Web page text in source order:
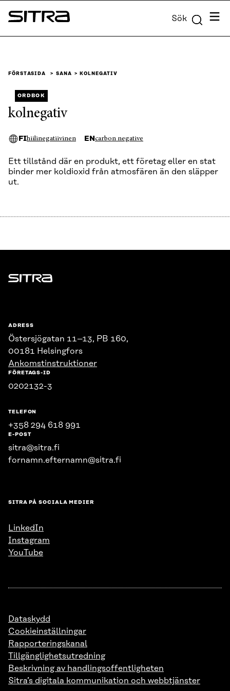
Skip to
content
Sitra Sök Meny
FÖRSTASIDA SANA KOLNEGATIV
ORDBOK
kolnegativ
FIhiilinegatiivinen EN carbon negative
Ett tillstånd där en produkt, ett företag eller en stat
binder mer koldioxid från atmosfären än den släpper
ut.
Sitra
ADRESS
Östersjögatan 11–13, PB 160,
00181 Helsingfors
Ankomstinstruktioner
FÖRETAGS-ID
0202132-3
TELEFON
+358 294 618 991
E-POST
sitra@sitra.fi
fornamn.efternamn@sitra.fi
SITRA PÅ SOCIALA MEDIER
LinkedIn
Instagram
YouTube
Dataskydd
Cookieinställningar
Rapporteringskanal
Tillgänglighetsutredning
Beskrivning av handlingsoffentligheten
Sitra’s digitala kommunikation och webbtjänster